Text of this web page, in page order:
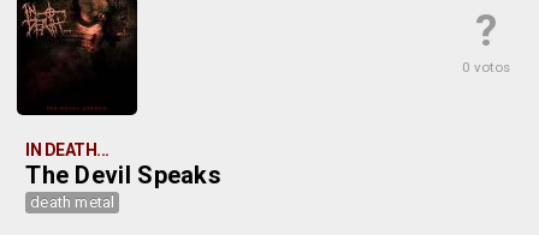
?
0 votos
IN DEATH...
The Devil Speaks
death metal